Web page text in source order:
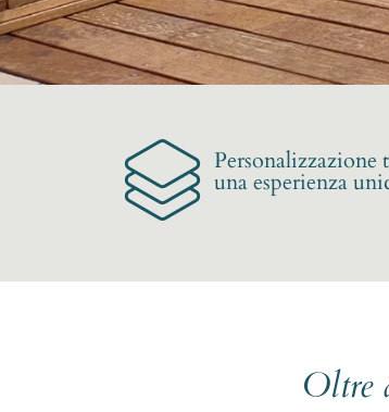
Personalizzazione
una esperienza
Oltre